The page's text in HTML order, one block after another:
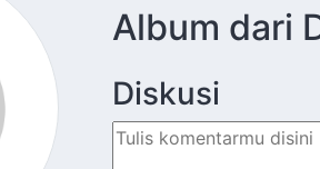
Album dari
Diskusi